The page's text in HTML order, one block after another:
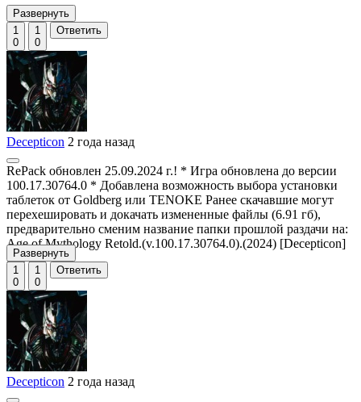
Развернуть
1
0
1
0
Ответить
Decepticon 2 года назад
RePack обновлен 25.09.2024 г.! * Игра обновлена до версии
100.17.30764.0 * Добавлена возможность выбора установки
таблеток от Goldberg или TENOKE Ранее скачавшие могут
перехешировать и докачать измененные файлы (6.91 гб),
предварительно сменим название папки прошлой раздачи на:
Age of Mythology Retold.(v.100.17.30764.0).(2024) [Decepticon]
RePack
Развернуть
1
0
1
0
Ответить
Decepticon 2 года назад